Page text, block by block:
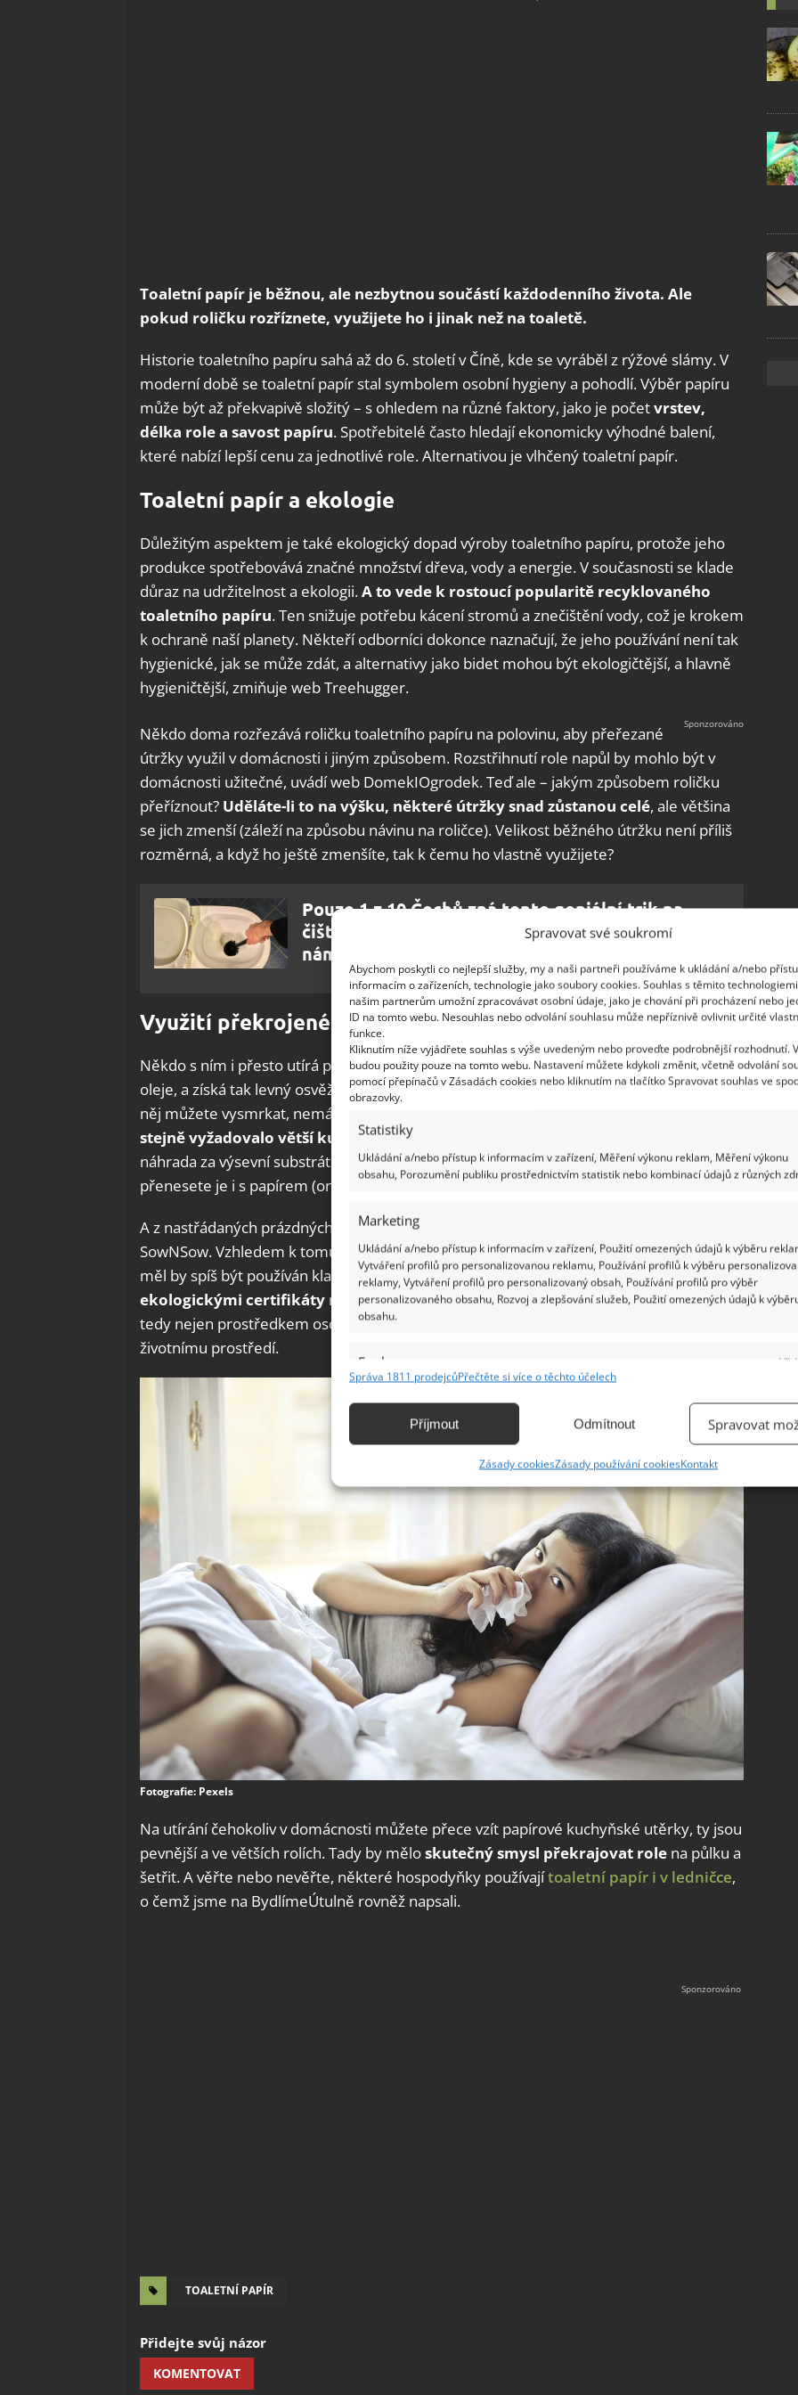
Spravovat své soukromí
Abychom poskytli co nejlepší služby, my a naši partneři používáme k ukládání a/nebo
informacím o zařízeních, technologie jako soubory cookies. Souhlas s těmito
našim partnerům umožní zpracovávat osobní údaje, jako je chování při procházení nebo
ID na tomto webu. Nesouhlas nebo odvolání souhlasu může nepříznivě ovlivnit určité
funkce.
Kliknutím níže vyjádřete souhlas s výše uvedeným nebo proveďte podrobnější rozhodnutí.
budou použity pouze na tomto webu. Nastavení můžete kdykoli změnit, včetně odvolání
pomocí přepínačů v Zásadách cookies nebo kliknutím na tlačítko Spravovat souhlas ve
obrazovky.
Statistiky
Ukládání a/nebo přístup k informacím v zařízení, Měření výkonu reklam, Měření výkonu
obsahu, Porozumění publiku prostřednictvím statistik nebo kombinací údajů z různých
Marketing
Ukládání a/nebo přístup k informacím v zařízení, Použití omezených údajů k výběru
Vytváření profilů pro personalizovanou reklamu, Používání profilů k výběru
reklamy, Vytváření profilů pro personalizovaný obsah, Používání profilů pro výběr
personalizovaného obsahu, Rozvoj a zlepšování služeb, Použití omezených údajů k
obsahu.
Funkce
Identifikace zařízení na základě automaticky přenášených informací.
základě aktivně vyžádaných informací.
Zajištění bezpečnosti, předcházení a zjišťování podvodů a
odstraňování chyb, Poskytování a zobrazování reklamy a obsahu,
Ukládání a sdělování voleb ochrany osobních údajů.
Správa 1811 prodejcůPřečtěte si více o těchto účelech
Příjmout Odmítnout Spravovat
Zásady cookiesZásady používání cookiesKontakt
Toaletní papír je běžnou, ale nezbytnou součástí každodenního života. Ale
pokud roličku rozříznete, využijete ho i jinak než na toaletě.
Historie toaletního papíru sahá až do 6. století v Číně, kde se vyráběl z rýžové slámy. V
moderní době se toaletní papír stal symbolem osobní hygieny a pohodlí. Výběr papíru
může být až překvapivě složitý – s ohledem na různé faktory, jako je početvrstev,
délka role a savost papíru. Spotřebitelé často hledají ekonomicky výhodné balení,
které nabízí lepší cenu za jednotlivé role. Alternativou je vlhčený toaletní papír.
Toaletní papír a ekologie
Důležitým aspektem je také ekologický dopad výroby toaletního papíru, protože jeho
produkce spotřebovává značné množství dřeva, vody a energie. V současnosti se klade
důraz na udržitelnost a ekologii.A to vede k rostoucí popularitě recyklovaného
toaletního papíru. Ten snižuje potřebu kácení stromů a znečištění vody, což je krokem
k ochraně naší planety. Někteří odborníci dokonce naznačují, že jeho používání není tak
hygienické, jak se může zdát, a alternativy jako bidet mohou být ekologičtější, a hlavně
hygieničtější, zmiňuje web Treehugger.
Někdo doma rozřezává roličku toaletního papíru na polovinu, aby přeřezané
útržky využil v domácnosti i jiným způsobem. Rozstřihnutí role napůl by mohlo být v
domácnosti užitečné, uvádí web DomekIOgrodek. Teď ale – jakým způsobem roličku
přeříznout? Uděláte-li to na výšku, některé útržky snad zůstanou celé, ale většina
se jich zmenší (záleží na způsobu návinu na roličce). Velikost běžného útržku není příliš
rozměrná, a když ho ještě zmenšíte, tak k čemu ho vlastně využijete?
Pouze 1 z 10 Čechů zná tento geniální trik na
čištění toalety, který vám ušetří hromadu peněz i
námahy
Využití překrojeného papíru
Někdo s ním i přesto utírá prach, jiný ho namočí do voňavé tekutiny, třeba esenciálního
oleje, a získá tak levný osvěžovač vzduchu na toaletě nebo v koupelně. Popřípadě se do
něj můžete vysmrkat, nemáte-li po ruce kapesník.
stejně vyžadovalo větší kus papíru. Útržky papíru však mohou dobře posloužit coby
náhrada za výsevní substrát. Navlhčíte, posypete semínky, a jakmile rostlinky vyklíčí,
přenesete je i s papírem (on se rozloží) do skutečné zeminy.
A z nastřádaných prázdných roliček si můžete vyrobit malé květináčky, radí web
SowNSow. Vzhledem k tomu, že je toaletní papír určen k nezbytné každodenní hygieně,
měl by spíš být používán klasickým způsobem.Výběrem produktů s nezávislými
ekologickými certifikáty můžete přispět k udržitelnější budoucnosti. Toaletní papír je
tedy nejen prostředkem osobní hygieny, ale také odrazem lidských hodnot a postojů k
životnímu prostředí.
Fotografie: Pexels
Na utírání čehokoliv v domácnosti můžete přece vzít papírové kuchyňské utěrky, ty jsou
pevnější a ve větších rolích. Tady by měloskutečný smysl překrajovat role na půlku a
šetřit. A věřte nebo nevěřte, některé hospodyňky používajítoaletní papír i v ledničce,
o čemž jsme na BydlímeÚtulně rovněž napsali.
TOALETNÍ PAPÍR
Přidejte svůj názor
KOMENTOVAT